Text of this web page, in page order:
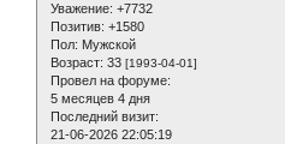
Уважение: +7732
Позитив: +1580
Пол: Мужской
Возраст: 33 [1993-04-01]
Провел на форуме:
5 месяцев 4 дня
Последний визит:
21-06-2026 22:05:19